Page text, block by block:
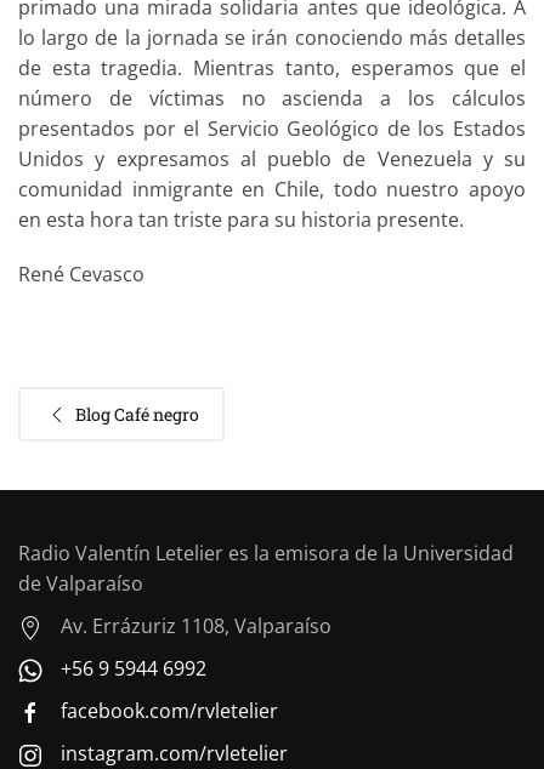
primado una mirada solidaria antes que ideológica. A
lo largo de la jornada se irán conociendo más detalles
de esta tragedia. Mientras tanto, esperamos que el
número de víctimas no ascienda a los cálculos
presentados por el Servicio Geológico de los Estados
Unidos y expresamos al pueblo de Venezuela y su
comunidad inmigrante en Chile, todo nuestro apoyo
en esta hora tan triste para su historia presente.
René Cevasco
Blog Café negro
Radio Valentín Letelier es la emisora de la Universidad
de Valparaíso
Av. Errázuriz 1108, Valparaíso
+56 9 5944 6992
facebook.com/rvletelier
instagram.com/rvletelier